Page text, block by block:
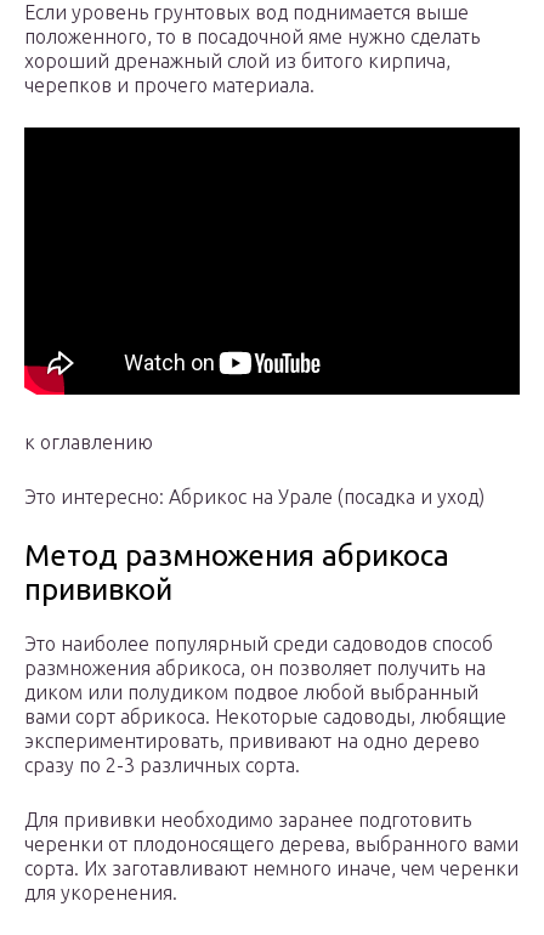
Если уровень грунтовых вод поднимается выше
положенного, то в посадочной яме нужно сделать
хороший дренажный слой из битого кирпича,
черепков и прочего материала.
к оглавлению
Это интересно: Абрикос на Урале (посадка и уход)
Метод размножения абрикоса
прививкой
Это наиболее популярный среди садоводов способ
размножения абрикоса, он позволяет получить на
диком или полудиком подвое любой выбранный
вами сорт абрикоса. Некоторые садоводы, любящие
экспериментировать, прививают на одно дерево
сразу по 2-3 различных сорта.
Для прививки необходимо заранее подготовить
черенки от плодоносящего дерева, выбранного вами
сорта. Их заготавливают немного иначе, чем черенки
для укоренения.